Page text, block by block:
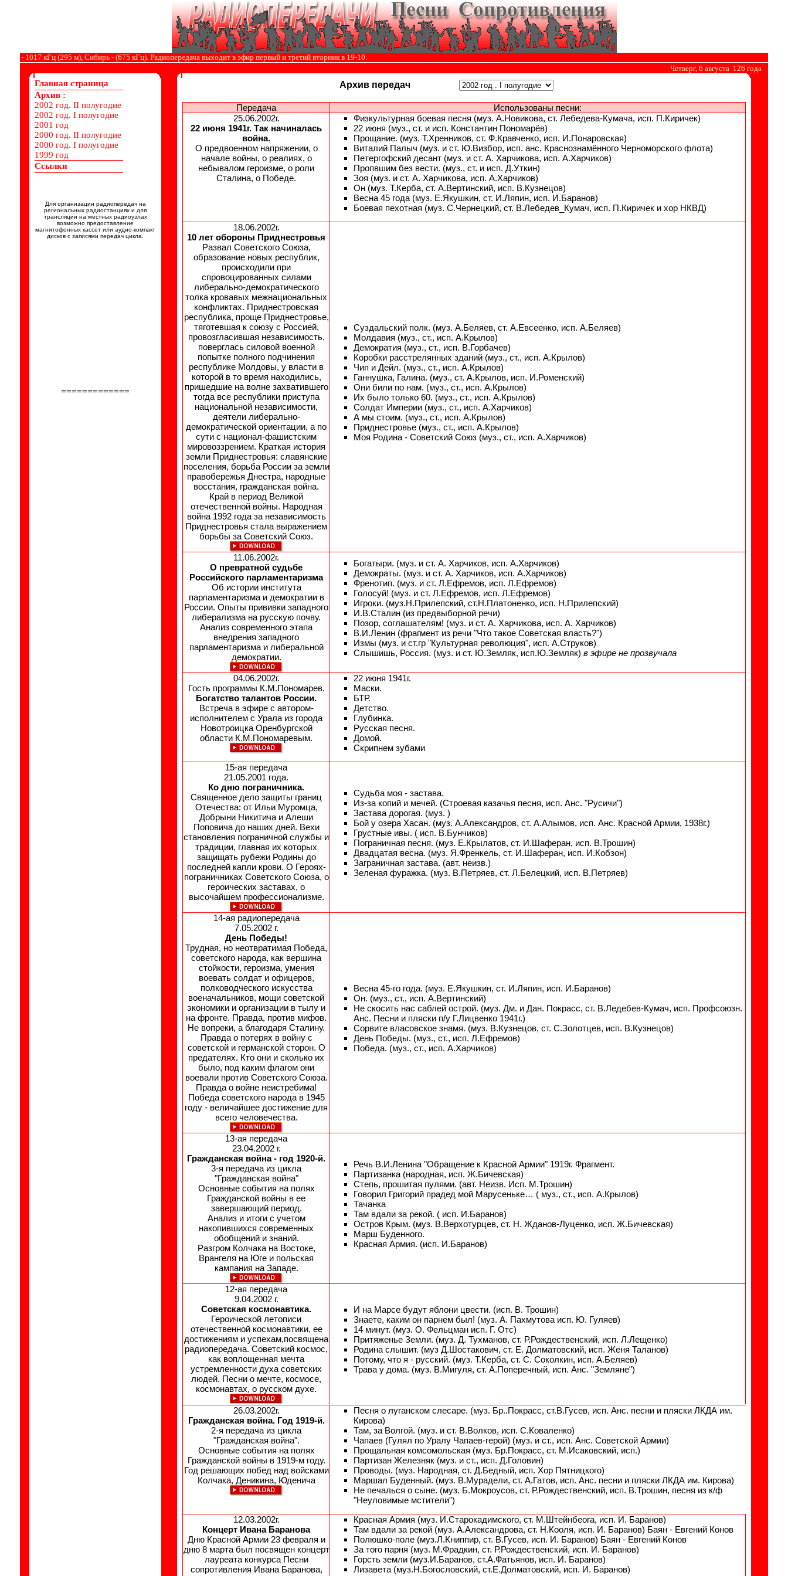
- 1017 кГц (295 м), Сибирь - (675 кГц). Радиопередача выходит в эфир первый и третий вторник в 19-10.
Четверг, 6 августа 126 года
Главная страница
Архив :
2002 год. II полугодие
2002 год. I полугодие
2001 год
2000 год. II полугодие
2000 год. I полугодие
1999 год
Ссылки
Для организации радиопередач на
региональных радиостанциях и для
трансляции на местных радиоузлах
возможно предоставление
магнитофонных кассет или аудио-компакт
дисков с записями передач цикла.
=============
Архив передач
Передача
Использованы песни:
25.06.2002г.
22 июня 1941г. Так начиналась
война.
О предвоенном напряжении, о
начале войны, о реалиях, о
небывалом героизме, о роли
Сталина, о Победе.
Физкультурная боевая песня (муз. А.Новикова, ст. Лебедева-Кумача, исп. П.Киричек)
22 июня (муз., ст. и исп. Константин Пономарёв)
Прощание. (муз. Т.Хренников, ст. Ф.Кравченко, исп. И.Понаровская)
Виталий Палыч (муз. и ст. Ю.Визбор, исп. анс. Краснознамённого Черноморского флота)
Петергофский десант (муз. и ст. А. Харчикова, исп. А.Харчиков)
Пропвшим без вести. (муз., ст. и исп. Д.Уткин)
Зоя (муз. и ст. А. Харчикова, исп. А.Харчиков)
Он (муз. Т.Керба, ст. А.Вертинский, исп. В.Кузнецов)
Весна 45 года (муз. Е.Якушкин, ст. И.Ляпин, исп. И.Баранов)
Боевая пехотная (муз. С.Чернецкий, ст. В.Лебедев_Кумач, исп. П.Киричек и хор НКВД)
18.06.2002г.
10 лет обороны Приднестровья
Развал Советского Союза,
образование новых республик,
происходили при
спровоцированных силами
либерально-демократического
толка кровавых межнациональных
конфликтах. Приднестровская
республика, проще Приднестровье,
тяготевшая к союзу с Россией,
провозгласившая независимость,
поверглась силовой военной
попытке полного подчинения
республике Молдовы, у власти в
которой в то время находились,
пришедшие на волне захватившего
тогда все республики приступа
национальной независимости,
деятели либерально-
демократической ориентации, а по
сути с национал-фашистским
мировоззрением. Краткая история
земли Приднестровья: славянские
поселения, борьба России за земли
правобережья Днестра, народные
восстания, гражданская война.
Край в период Великой
отечественной войны. Народная
война 1992 года за независимость
Приднестровья стала выражением
борьбы за Советский Союз.
Суздальский полк. (муз. А.Беляев, ст. А.Евсеенко, исп. А.Беляев)
Молдавия (муз., ст., исп. А.Крылов)
Демократия (муз., ст., исп. В.Горбачев)
Коробки расстрелянных зданий (муз., ст., исп. А.Крылов)
Чип и Дейл. (муз., ст., исп. А.Крылов)
Ганнушка, Галина. (муз., ст. А.Крылов, исп. И.Роменский)
Они били по нам. (муз., ст., исп. А.Крылов)
Их было только 60. (муз., ст., исп. А.Крылов)
Солдат Империи (муз., ст., исп. А.Харчиков)
А мы стоим. (муз., ст., исп. А.Крылов)
Приднестровье (муз., ст., исп. А.Крылов)
Моя Родина - Советский Союз (муз., ст., исп. А.Харчиков)
11.06.2002г.
О превратной судьбе
Российского парламентаризма
Об истории института
парламентаризма и демократии в
России. Опыты прививки западного
либерализма на русскую почву.
Анализ современного этапа
внедрения западного
парламентаризма и либеральной
демократии.
Богатыри. (муз. и ст. А. Харчиков, исп. А.Харчиков)
Демократы. (муз. и ст. А. Харчиков, исп. А.Харчиков)
Френотип. (муз. и ст. Л.Ефремов, исп. Л.Ефремов)
Голосуй! (муз. и ст. Л.Ефремов, исп. Л.Ефремов)
Игроки. (муз.Н.Прилепский, ст.Н.Платоненко, исп. Н.Прилепский)
И.В.Сталин (из предвыборной речи)
Позор, соглашателям! (муз. и ст. А. Харчикова, исп. А. Харчиков)
В.И.Ленин (фрагмент из речи "Что такое Советская власть?")
Измы (муз. и ст.гр "Культурная революция", исп. А.Струков)
Слышишь, Россия. (муз. и ст. Ю.Земляк, исп.Ю.Земляк) в эфире не прозвучала
04.06.2002г.
Гость программы К.М.Пономарев.
Богатство талантов России.
Встреча в эфире с автором-
исполнителем с Урала из города
Новотроицка Оренбургской
области К.М.Пономаревым.
22 июня 1941г.
Маски.
БТР.
Детство.
Глубинка.
Русская песня.
Домой.
Скрипнем зубами
15-ая передача
21.05.2001 года.
Ко дню пограничника.
Священное дело защиты границ
Отечества: от Ильи Муромца,
Добрыни Никитича и Алеши
Поповича до наших дней. Вехи
становления пограничной службы и
традиции, главная их которых
защищать рубежи Родины до
последней капли крови. О Героях-
пограничниках Советского Союза, о
героических заставах, о
высочайшем профессионализме.
Судьба моя - застава.
Из-за копий и мечей. (Строевая казачья песня, исп. Анс. "Русичи")
Застава дорогая. (муз. )
Бой у озера Хасан. (муз. А.Александров, ст. А.Алымов, исп. Анс. Красной Армии, 1938г.)
Грустные ивы. ( исп. В.Бунчиков)
Пограничная песня. (муз. Е.Крылатов, ст. И.Шаферан, исп. В.Трошин)
Двадцатая весна. (муз. Я.Френкель, ст. И.Шаферан, исп. И.Кобзон)
Заграничная застава. (авт. неизв.)
Зеленая фуражка. (муз. В.Петряев, ст. Л.Белецкий, исп. В.Петряев)
14-ая радиопередача
7.05.2002 г.
День Победы!
Трудная, но неотвратимая Победа,
советского народа, как вершина
стойкости, героизма, умения
воевать солдат и офицеров,
полководческого искусства
военачальников, мощи советской
экономики и организации в тылу и
на фронте. Правда, против мифов.
Не вопреки, а благодаря Сталину.
Правда о потерях в войну с
советской и германской сторон. О
предателях. Кто они и сколько их
было, под каким флагом они
воевали против Советского Союза.
Правда о войне неистребима!
Победа советского народа в 1945
году - величайшее достижение для
всего человечества.
Весна 45-го года. (муз. Е.Якушкин, ст. И.Ляпин, исп. И.Баранов)
Он. (муз., ст., исп. А.Вертинский)
Не скосить нас саблей острой. (муз. Дм. и Дан. Покрасс, ст. В.Ледебев-Кумач, исп. Профсоюзн.
Анс. Песни и пляски п/у Г.Лицвенко 1941г.)
Сорвите власовское знамя. (муз. В.Кузнецов, ст. С.Золотцев, исп. В.Кузнецов)
День Победы. (муз., ст., исп. Л.Ефремов)
Победа. (муз., ст., исп. А.Харчиков)
13-ая передача
23.04.2002 г.
Гражданская война - год 1920-й.
3-я передача из цикла
"Гражданская война"
Основные события на полях
Гражданской войны в ее
завершающий период.
Анализ и итоги с учетом
накопившихся современных
обобщений и знаний.
Разгром Колчака на Востоке,
Врангеля на Юге и польская
кампания на Западе.
Речь В.И.Ленина "Обращение к Красной Армии" 1919г. Фрагмент.
Партизанка (народная, исп. Ж.Бичевская)
Степь, прошитая пулями. (авт. Неизв. Исп. М.Трошин)
Говорил Григорий прадед мой Марусеньке… ( муз., ст., исп. А.Крылов)
Тачанка
Там вдали за рекой. ( исп. И.Баранов)
Остров Крым. (муз. В.Верхотурцев, ст. Н. Жданов-Луценко, исп. Ж.Бичевская)
Марш Буденного.
Красная Армия. (исп. И.Баранов)
12-ая передача
9.04.2002 г.
Советская космонавтика.
Героической летописи
отечественной космонавтики, ее
достижениям и успехам,посвящена
радиопередача. Советский космос,
как воплощенная мечта
устремленности духа советских
людей. Песни о мечте, космосе,
космонавтах, о русском духе.
И на Марсе будут яблони цвести. (исп. В. Трошин)
Знаете, каким он парнем был! (муз. А. Пахмутова исп. Ю. Гуляев)
14 минут. (муз. О. Фельцман исп. Г. Отс)
Притяженье Земли. (муз. Д. Тухманов, ст. Р.Рождественский, исп. Л.Лещенко)
Родина слышит. (муз Д.Шостакович, ст. Е. Долматовский, исп. Женя Таланов)
Потому, что я - русский. (муз. Т.Керба, ст. С. Соколкин, исп. А.Беляев)
Трава у дома. (муз. В.Мигуля, ст. А.Поперечный, исп. Анс. "Земляне")
26.03.2002г.
Гражданская война. Год 1919-й.
2-я передача из цикла
"Гражданская война".
Основные события на полях
Гражданской войны в 1919-м году.
Год решающих побед над войсками
Колчака, Деникина, Юденича
Песня о луганском слесаре. (муз. Бр..Покрасс, ст.В.Гусев, исп. Анс. песни и пляски ЛКДА им.
Кирова)
Там, за Волгой. (муз. и ст. В.Волков, исп. С.Коваленко)
Чапаев (Гулял по Уралу Чапаев-герой) (муз. и ст., исп. Анс. Советской Армии)
Прощальная комсомольская (муз. Бр.Покрасс, ст. М.Исаковский, исп.)
Партизан Железняк (муз. и ст., исп. Д.Головин)
Проводы. (муз. Народная, ст. Д.Бедный, исп. Хор Пятницкого)
Маршал Буденный. (муз. В.Мурадели, ст. А.Гатов, исп. Анс. песни и пляски ЛКДА им. Кирова)
Не печалься о сыне. (муз. Б.Мокроусов, ст. Р.Рождественский, исп. В.Трошин, песня из к/ф
"Неуловимые мстители")
12.03.2002г.
Концерт Ивана Баранова
Дню Красной Армии 23 февраля и
дню 8 марта был посвящен концерт
лауреата конкурса Песни
сопротивления Ивана Баранова,
Красная Армия (муз. И.Старокадимского, ст. М.Штейнбеога, исп. И. Баранов)
Там вдали за рекой (муз. А.Александрова, ст. Н.Кооля, исп. И. Баранов) Баян - Евгений Конов
Полюшко-поле (муз.Л.Книппир, ст. В.Гусев, исп. И. Баранов) Баян - Евгений Конов
За того парня (муз. М.Фрадкин, ст. Р.Рождественский, исп. И. Баранов)
Горсть земли (муз.И.Баранов, ст.А.Фатьянов, исп. И. Баранов)
Лизавета (муз.Н.Богословский, ст.Е.Долматовский, исп. И. Баранов)